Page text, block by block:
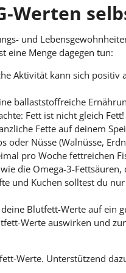
Werten
und
eine Menge dagegen tun:
Aktivität kann sich positiv
ballaststoffreiche
Fett ist nicht gleich
Fette auf deinem
Nüsse (Walnüsse,
pro Woche fettreichen
die Omega-3-Fettsäuren,
und Kuchen solltest du
Blutfett-Werte auf ein
Werte auswirken und zur
Werte. Unterstützend